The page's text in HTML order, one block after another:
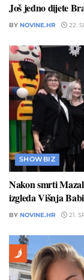
Još jedno dijete
BY NOVINE.HR 22.
SHOWBIZ
Nakon smrti
izgleda Višnja
BY NOVINE.HR 21.